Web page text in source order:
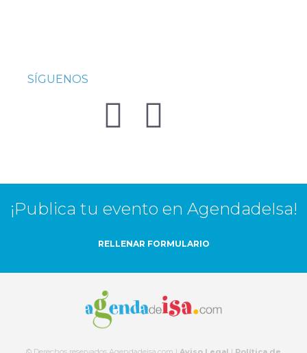
SÍGUENOS
¡Publica tu evento en AgendadeIsa!
RELLENAR FORMULARIO